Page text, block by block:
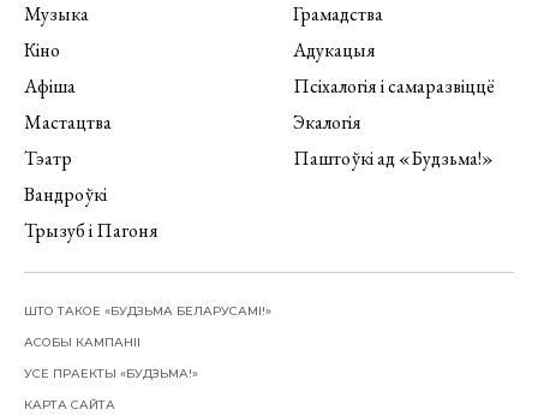
Музыка
Кіно
Афіша
Мастацтва
Тэатр
Вандроўкі
Трызуб і Пагоня
Грамадства
Адукацыя
Псіхалогія і самаразвіццё
Экалогія
Паштоўкі ад «Будзьма!»
ШТО ТАКОЕ «БУДЗЬМА БЕЛАРУСАМІ!»
АСОБЫ КАМПАНІІ
УСЕ ПРАЕКТЫ «БУДЗЬМА!»
КАРТА САЙТА